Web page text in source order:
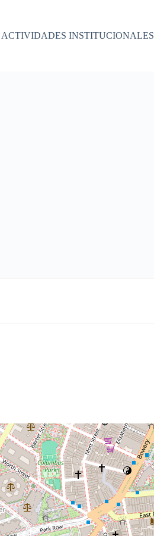
ACTIVIDADES INSTITUCIONALES